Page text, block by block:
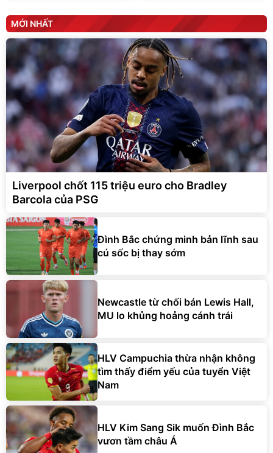
MỚI NHẤT
Liverpool chốt 115 triệu euro cho Bradley
Barcola của PSG
Đình Bắc chứng minh bản lĩnh sau
cú sốc bị thay sớm
Newcastle từ chối bán Lewis Hall,
MU lo khủng hoảng cánh trái
HLV Campuchia thừa nhận không
tìm thấy điểm yếu của tuyển Việt
Nam
HLV Kim Sang Sik muốn Đình Bắc
vươn tầm châu Á